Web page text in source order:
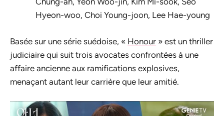
Hyeon-woo, Choi Young-joon, Lee Hae-young
Basée sur une série suédoise, « Honour » est un thriller
judiciaire qui suit trois avocates confrontées à une
affaire ancienne aux ramifications explosives,
menaçant autant leur carrière que leur amitié.